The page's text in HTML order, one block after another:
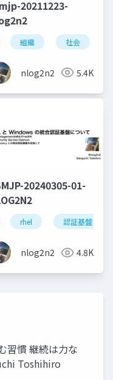
ル メンタルケア
20211223-
組織 社会
nlog2n2 5.4K
windows モニター
20240305-01-
rhel 認証基盤
nlog2n2 4.8K
習慣 継続は力な
Toshihiro